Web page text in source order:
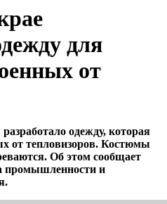
для
от
одежду, которая
от тепловизоров. Костюмы
Об этом сообщает
промышленности и